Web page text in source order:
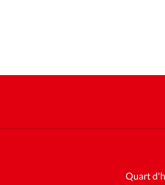
Quart